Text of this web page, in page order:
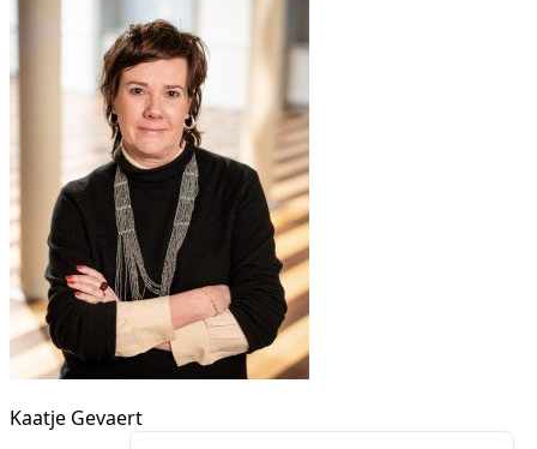
Kaatje Gevaert